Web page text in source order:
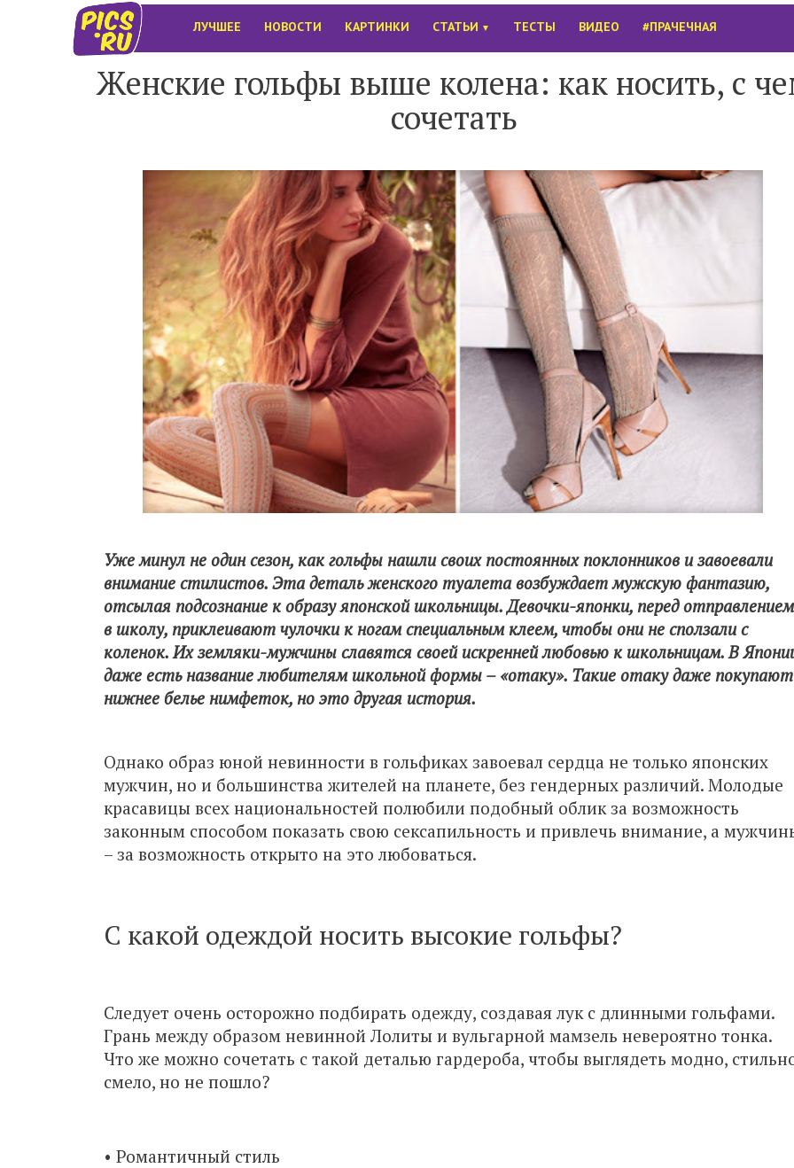
ЛУЧШЕЕ НОВОСТИ КАРТИНКИ СТАТЬИ ▼ ТЕСТЫ ВИДЕО #ПРАЧЕЧНАЯ
Женские гольфы выше колена: как носить, с
сочетать
Уже минул не один сезон, как гольфы нашли своих постоянных поклонников и завоевали
внимание стилистов. Эта деталь женского туалета возбуждает мужскую фантазию,
отсылая подсознание к образу японской школьницы. Девочки-японки, перед отправлением
в школу, приклеивают чулочки к ногам специальным клеем, чтобы они не сползали с
коленок. Их земляки-мужчины славятся своей искренней любовью к школьницам. В
даже есть название любителям школьной формы – «отаку». Такие отаку даже покупают
нижнее белье нимфеток, но это другая история.
Однако образ юной невинности в гольфиках завоевал сердца не только японских
мужчин, но и большинства жителей на планете, без гендерных различий. Молодые
красавицы всех национальностей полюбили подобный облик за возможность
законным способом показать свою сексапильность и привлечь внимание, а
– за возможность открыто на это любоваться.
С какой одеждой носить высокие гольфы?
Следует очень осторожно подбирать одежду, создавая лук с длинными гольфами.
Грань между образом невинной Лолиты и вульгарной мамзель невероятно тонка.
Что же можно сочетать с такой деталью гардероба, чтобы выглядеть модно,
смело, но не пошло?
• Романтичный стиль